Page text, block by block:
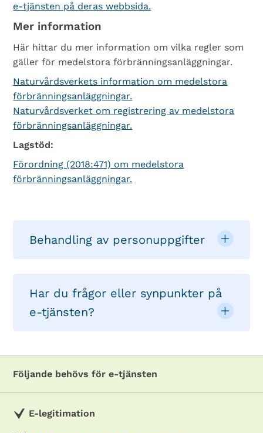
e-tjänsten på deras webbsida.
Mer information
Här hittar du mer information om vilka regler som
gäller för medelstora förbränningsanläggningar.
Naturvårdsverkets information om medelstora
förbränningsanläggningar.
Naturvårdsverket om registrering av medelstora
förbränningsanläggningar.
Lagstöd:
Förordning (2018:471) om medelstora
förbränningsanläggningar.
Behandling av personuppgifter
Har du frågor eller synpunkter på
e-tjänsten?
Följande behövs för e-tjänsten
E-legitimation